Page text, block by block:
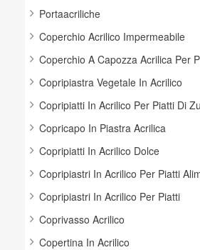
Portaacriliche
Coperchio Acrilico Impermeabile
Coperchio A Capozza Acrilica Per
Copripiastra Vegetale In Acrilico
Copripiatti In Acrilico Per Piatti Di
Copricapo In Piastra Acrilica
Copripiatti In Acrilico Dolce
Copripiastri In Acrilico Per Piatti
Copripiastri In Acrilico Per Piatti
Coprivasso Acrilico
Copertina In Acrilico